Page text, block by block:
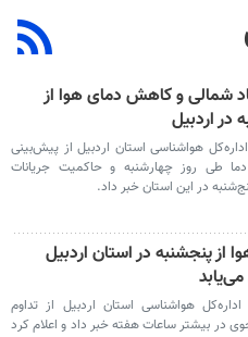
شمالی و کاهش دمای هوا از
در اردبیل
هواشناسی استان اردبیل از پیش‌بینی
طی روز چهارشنبه و حاکمیت جریانات
در این استان خبر داد.
از پنجشنبه در استان اردبیل
اداره‌کل هواشناسی استان اردبیل از تداوم
در بیشتر ساعات هفته خبر داد و اعلام کرد